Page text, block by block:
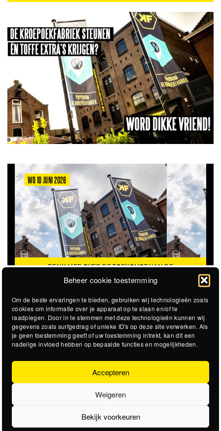
Beheer cookie toestemming
Om de beste ervaringen te bieden, gebruiken wij technologieën zoals
cookies om informatie over je apparaat op te slaan en/of te
raadplegen. Door in te stemmen met deze technologieën kunnen wij
gegevens zoals surfgedrag of unieke ID's op deze site verwerken. Als
je geen toestemming geeft of uw toestemming intrekt, kan dit een
nadelige invloed hebben op bepaalde functies en mogelijkheden.
Accepteren
Weigeren
Bekijk voorkeuren
WO 10 JUNI 2026
DENK MEE OVER DE TOEKOMST VAN DE
KROEPOEKFABRIEK